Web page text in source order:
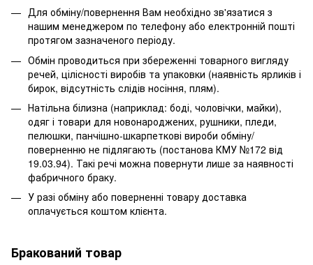
Для обміну/повернення Вам необхідно зв'язатися з
нашим менеджером по телефону або електронній пошті
протягом зазначеного періоду.
Обмін проводиться при збереженні товарного вигляду
речей, цілісності виробів та упаковки (наявність ярликів і
бирок, відсутність слідів носіння, плям).
Натільна білизна (наприклад: боді, чоловічки, майки),
одяг і товари для новонароджених, рушники, пледи,
пелюшки, панчішно-шкарпеткові вироби обміну/
поверненню не підлягають (постанова КМУ №172 від
19.03.94). Такі речі можна повернути лише за наявності
фабричного браку.
У разі обміну або поверненні товару доставка
оплачується коштом клієнта.
Бракований товар